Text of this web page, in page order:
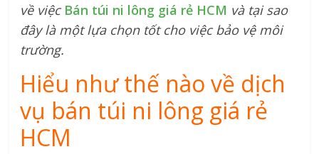
về việc Bán túi ni lông giá rẻ HCM và tại sao
đây là một lựa chọn tốt cho việc bảo vệ môi
trường.
Hiểu như thế nào về dịch
vụ bán túi ni lông giá rẻ
HCM